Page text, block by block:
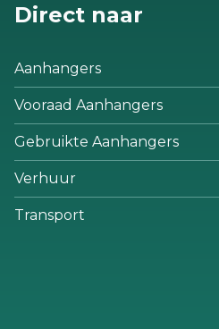
Direct naar
Aanhangers
Vooraad Aanhangers
Gebruikte Aanhangers
Verhuur
Transport